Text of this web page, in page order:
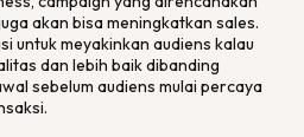
akan bisa meningkatkan sales.
untuk meyakinkan audiens kalau
dan lebih baik dibanding
sebelum audiens mulai percaya